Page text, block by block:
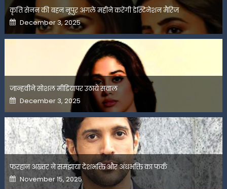
कृति सेनन की बहन नूपुर अगले महीने करेंगी डेस्टिनेशन मैरिज
Posted
on
December 3, 2025
जान्हवीने सोशल मीडियापर उठाये सवाल
Posted
on
December 3, 2025
फरहान अख्तर ने समझाया देशभक्ति और अंधभक्ति का फर्क
Posted
on
November 15, 2025